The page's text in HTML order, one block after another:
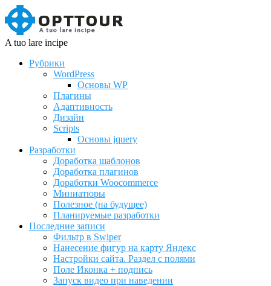
A tuo lare incipe
Рубрики
WordPress
Основы WP
Плагины
Адаптивность
Дизайн
Scripts
Основы jquery
Разработки
Доработка шаблонов
Доработка плагинов
Доработки Woocommerce
Миниатюры
Полезное (на будущее)
Планируемые разработки
Последние записи
Фильтр в Swiper
Нанесение фигур на карту Яндекс
Настройки сайта. Раздел с полями
Поле Иконка + подпись
Запуск видео при наведении